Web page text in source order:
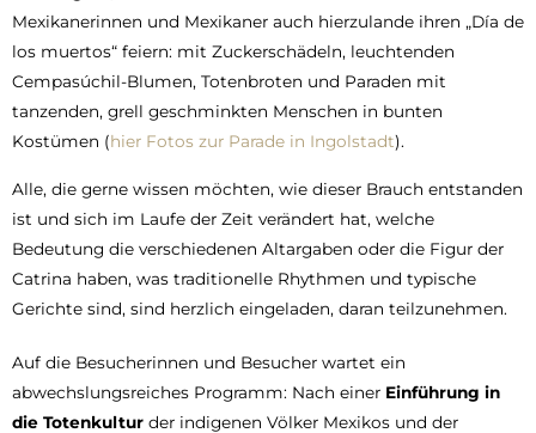
Mexikanerinnen und Mexikaner auch hierzulande ihren „Día de
los muertos“ feiern: mit Zuckerschädeln, leuchtenden
Cempasúchil-Blumen, Totenbroten und Paraden mit
tanzenden, grell geschminkten Menschen in bunten
Kostümen (hier Fotos zur Parade in Ingolstadt).
Alle, die gerne wissen möchten, wie dieser Brauch entstanden
ist und sich im Laufe der Zeit verändert hat, welche
Bedeutung die verschiedenen Altargaben oder die Figur der
Catrina haben, was traditionelle Rhythmen und typische
Gerichte sind, sind herzlich eingeladen, daran teilzunehmen.
Auf die Besucherinnen und Besucher wartet ein
abwechslungsreiches Programm: Nach einer Einführung in
die Totenkultur der indigenen Völker Mexikos und der